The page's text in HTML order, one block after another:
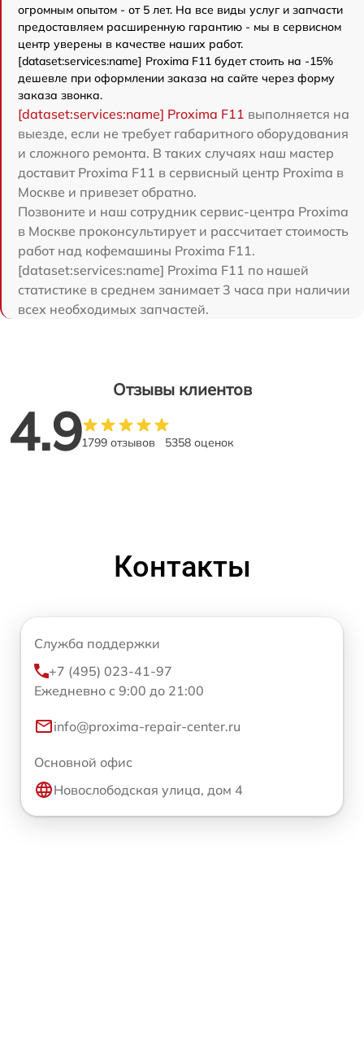
огромным опытом - от 5 лет. На все виды услуг и запчасти
предоставляем расширенную гарантию - мы в сервисном
центр уверены в качестве наших работ.
[dataset:services:name] Proxima F11 будет стоить на -15%
дешевле при оформлении заказа на сайте через форму
заказа звонка.
[dataset:services:name] Proxima F11 выполняется на
выезде, если не требует габаритного оборудования
и сложного ремонта. В таких случаях наш мастер
доставит Proxima F11 в сервисный центр Proxima в
Москве и привезет обратно.
Позвоните и наш сотрудник сервис-центра Proxima
в Москве проконсультирует и рассчитает стоимость
работ над кофемашины Proxima F11.
[dataset:services:name] Proxima F11 по нашей
статистике в среднем занимает 3 часа при наличии
всех необходимых запчастей.
Отзывы клиентов
4.91799 отзывов 5358 оценок
Контакты
Служба поддержки
+7 (495) 023-41-97
Ежедневно с 9:00 до 21:00
info@proxima-repair-center.ru
Основной офис
Новослободская улица, дом 4